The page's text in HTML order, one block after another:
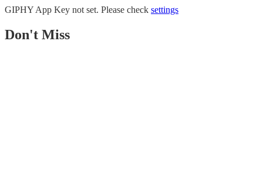
GIPHY App Key not set. Please check settings
Don't Miss